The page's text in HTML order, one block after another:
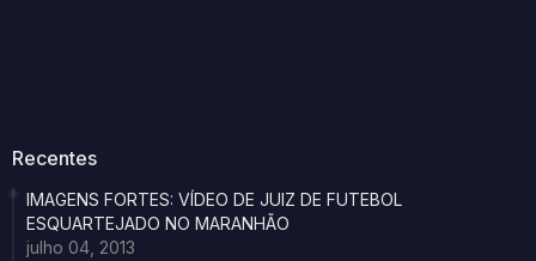
Recentes
IMAGENS FORTES: VÍDEO DE JUIZ DE FUTEBOL
ESQUARTEJADO NO MARANHÃO
julho 04, 2013